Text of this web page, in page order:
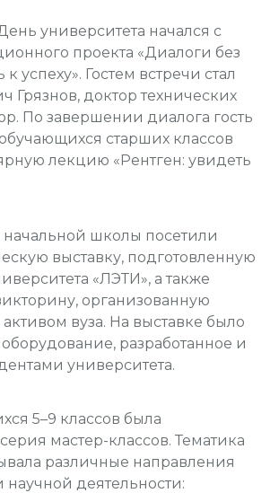
университета начался с
проекта «Диалоги без
к успеху». Гостем встречи стал
Грязнов, доктор технических
По завершении диалога гость
старших классов
лекцию «Рентген: увидеть
школы посетили
выставку, подготовленную
«ЛЭТИ», а также
организованную
вуза. На выставке было
разработанное и
университета.
5–9 классов была
мастер-классов. Тематика
различные направления
деятельности: